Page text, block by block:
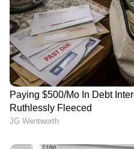
RECOMMENDED STORIES